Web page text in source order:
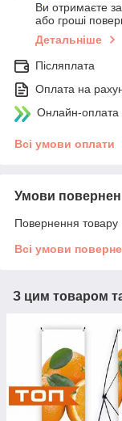
Ви отримаєте
або гроші
Детальніше
Післяплата
Оплата на
Онлайн-оплата
Всі умови оплати
Умови
Повернення товару
Всі умови
З цим товаром